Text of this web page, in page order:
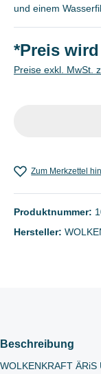
und einem
*Preis
Preise exkl. MwSt.
Zum Merkzettel
Produktnummer:
Hersteller:
Beschreibung
WOLKENKRAFT